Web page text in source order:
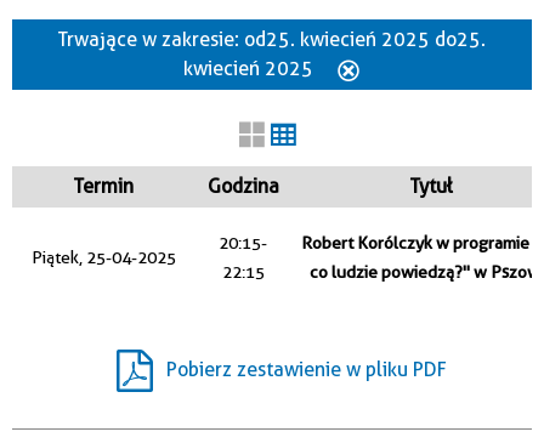
Szukana fraza
Trwające w zakresie: od 25. kwiecień 2025 do 25.
kwiecień 2025
Termin Godzina Tytuł
Piątek, 25-04-2025
20:15-
22:15
Robert Korólczyk w programie
co ludzie powiedzą?" w
Pobierz zestawienie w pliku PDF